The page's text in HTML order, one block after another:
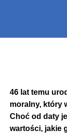
46 lat temu
moralny, który
Choć od daty
wartości, jakie